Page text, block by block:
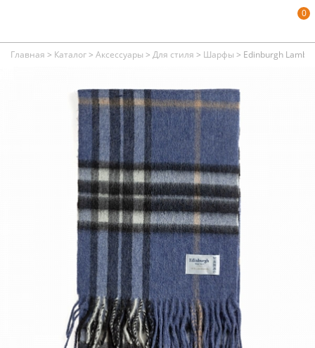
0
Главная > Каталог> Аксессуары > Для стиля > Шарфы > Edinburgh